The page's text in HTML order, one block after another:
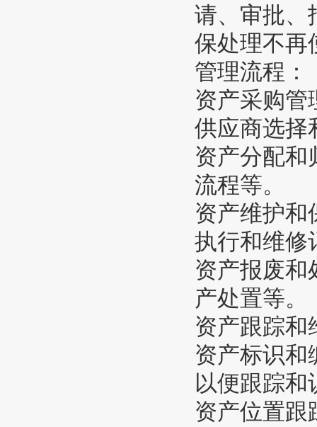
请、审批、
保处理不再
管理流程：
资产采购管
供应商选择
资产分配和
流程等。
资产维护和
执行和维修
资产报废和
产处置等。
资产跟踪和
资产标识和
以便跟踪和
资产位置跟